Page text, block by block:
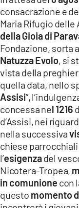
LACPLAY.IT
LACTV.IT
LACONAIR.IT
LACITYMAG.IT
ILREGGINO.IT
consacrazione e
Maria Rifugio delle
della Gioia di
Fondazione, sorta
Natuzza Evolo, si
vista della
quella data, nello
Assisi”,
concessa nel 1216
d’Assisi, nei
nella successiva
chiese
l’esigenzadel
Nicotera-Tropea,
in comunione con
questo momento